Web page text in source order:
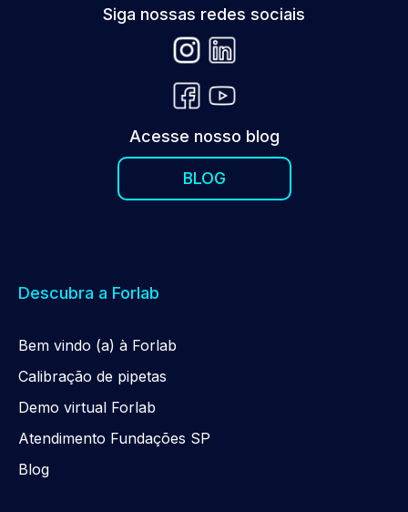
Siga nossas redes sociais
Acesse nosso blog
BLOG
Descubra a Forlab
Bem vindo (a) à Forlab
Calibração de pipetas
Demo virtual Forlab
Atendimento Fundações SP
Blog